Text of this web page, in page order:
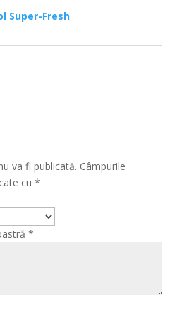
Super-Fresh
va fi publicată. Câmpurile
cu *
*